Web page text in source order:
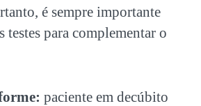
é sempre importante
testes para complementar o
paciente em decúbito